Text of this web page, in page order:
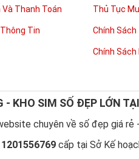
Tại sao
Sim ngũ quý
Và Thanh Toán
Tin
Thủ Tục
Chính Sách
Chính Sách
- KHO SIM SỐ ĐẸP LỚN
chuyên về số đẹp giá rẻ
1201556769 cấp tại Sở Kế